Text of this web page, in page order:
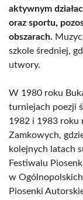
aktywnym
oraz sportu,
obszarach.
szkole średniej,
utwory.
W 1980 roku
turniejach poezji
1982 i 1983 roku
Zamkowych,
kolejnych latach
Festiwalu
w
Piosenki